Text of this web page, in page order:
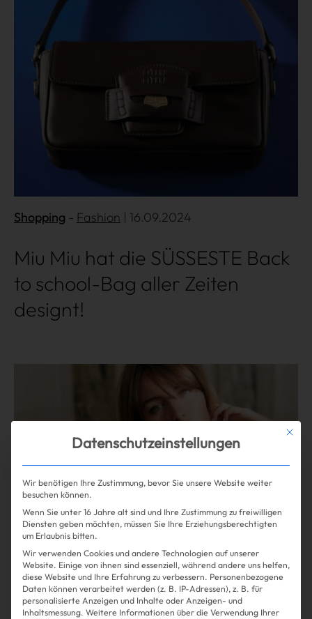
Shopping Fashion | 16.09.2024
Miu Miu hat die SÜSSESTE Back
to school-Bag aller Zeiten
designt!
Shopping Fashion| 13.09.2024
Mit
Datenschutzeinstellungen
Wir benötigen Ihre Zustimmung, bevor Sie unsere Website weiter
besuchen können.
Wenn Sie unter 16 Jahre alt sind und Ihre Zustimmung zu freiwilligen
Diensten geben möchten, müssen Sie Ihre Erziehungsberechtigten
um Erlaubnis bitten.
Wir verwenden Cookies und andere Technologien auf unserer
Website. Einige von ihnen sind essenziell, während andere uns helfen,
diese Website und Ihre Erfahrung zu verbessern. Personenbezogene
Daten können verarbeitet werden (z. B. IP-Adressen), z. B. für
personalisierte Anzeigen und Inhalte oder Anzeigen- und
Inhaltsmessung. Weitere Informationen über die Verwendung Ihrer